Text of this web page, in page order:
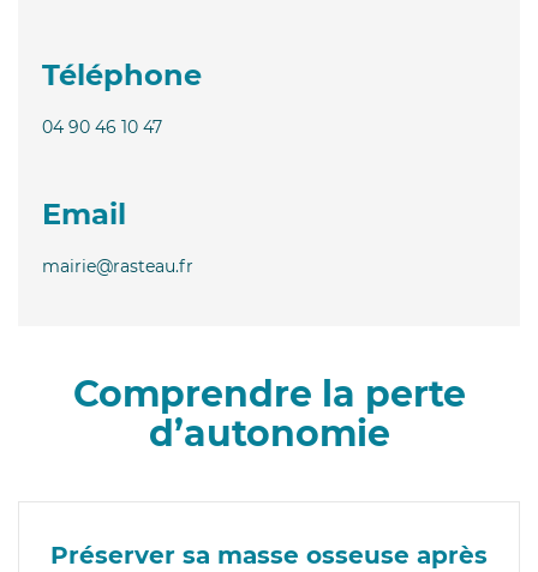
Téléphone
04 90 46 10 47
Email
mairie@rasteau.fr
Comprendre la perte
d’autonomie
Préserver sa masse osseuse après